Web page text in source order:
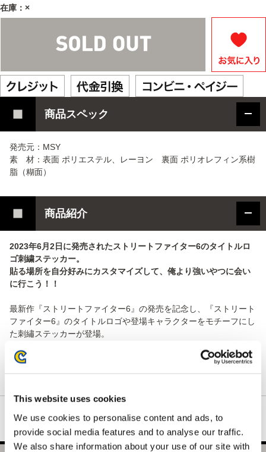
This website uses cookies
We use cookies to personalise content and ads, to
provide social media features and to analyse our traffic.
We also share information about your use of our site with
在庫：×
商品スペック
発売元：MSY
素 材：表面 ポリエステル、レーヨン 裏面 ポリオレフィン系樹
脂（糊面）
商品紹介
2023年6月2日に発売されたストリートファイター6のタイトルロ
ゴ刺繍ステッカー。
貼る場所を自分好みにカスタマイズして、俺より強いやつに会い
に行こう！！
最新作『ストリートファイター6』の発売を記念し、『ストリート
ファイター6』のタイトルロゴや登場キャラクターをモチーフにし
た刺繡ステッカーが登場。
それぞれの魅力あふれる特徴的なポーズの瞬間を捉え、ドライブ
インパクトのエフェクトカラーで縁取りました。